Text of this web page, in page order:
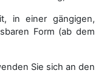
in einer gängigen,
Form (ab dem
Sie sich an den